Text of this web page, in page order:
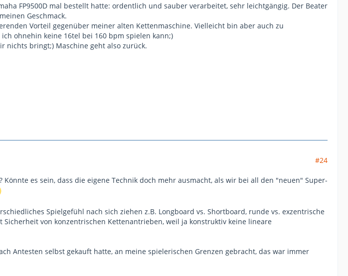
FP9500D mal bestellt hatte: ordentlich und sauber verarbeitet, sehr leichtgängig. Der Beater
Geschmack.
Vorteil gegenüber meiner alten Kettenmaschine. Vielleicht bin aber auch zu
ohnehin keine 16tel bei 160 bpm spielen kann;)
nichts bringt;) Maschine geht also zurück.
#24
es sein, dass die eigene Technik doch mehr ausmacht, als wir bei all den "neuen" Super-
Spielgefühl nach sich ziehen z.B. Longboard vs. Shortboard, runde vs. exzentrische
von konzentrischen Kettenantrieben, weil ja konstruktiv keine lineare
Antesten selbst gekauft hatte, an meine spielerischen Grenzen gebracht, das war immer